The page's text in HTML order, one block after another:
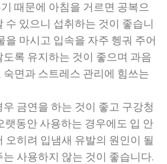
때문에 아침을 거르면 공복으
수 있으니 섭취하는 것이 좋습니
을 마시고 입속을 자주 헹궈 주어
록 유지하는 것이 좋으며 과음
면과 스트레스 관리에 힘쓰는
금연을 하는 것이 좋고 구강청
랫동안 사용하는 경우에도 입 안
오히려 입냄새 유발의 원인이 될
사용하지 않는 것이 좋습니다.